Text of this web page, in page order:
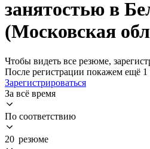
занятостью в
(Московская
Чтобы видеть все резюме,
После регистрации покажем ещё
Зарегистрироваться
За всё время
По соответствию
20 резюме